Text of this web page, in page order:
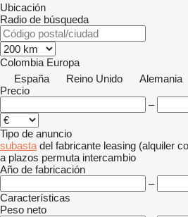
Ubicación
Radio de búsqueda
Colombia Europa
España
Reino Unido
Alemania
Precio
–
Tipo de anuncio
subasta del fabricante leasing (alquiler
a plazos permuta intercambio
Año de fabricación
–
Características
Peso neto